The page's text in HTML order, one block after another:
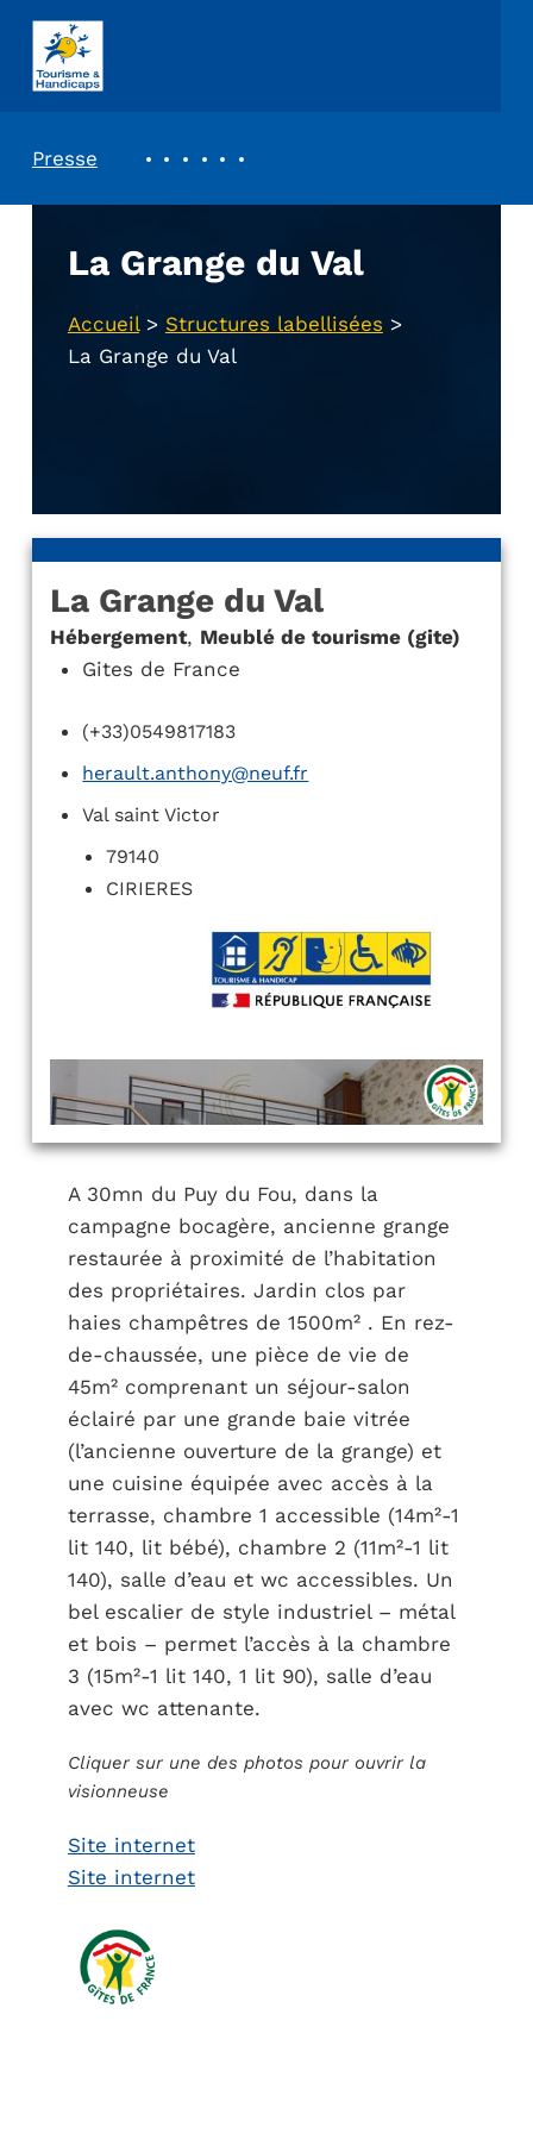
ASSOCIATION TOURISME ET HANDICAPS
Presse
La Grange du Val
Accueil> Structures labellisées >
La Grange du Val
La Grange du Val
Hébergement, Meublé de tourisme (gite)
Gites de France
(+33)0549817183
herault.anthony@neuf.fr
Val saint Victor
79140
CIRIERES
A 30mn du Puy du Fou, dans la
campagne bocagère, ancienne grange
restaurée à proximité de l’habitation
des propriétaires. Jardin clos par
haies champêtres de 1500m² . En rez-
de-chaussée, une pièce de vie de
45m² comprenant un séjour-salon
éclairé par une grande baie vitrée
(l’ancienne ouverture de la grange) et
une cuisine équipée avec accès à la
terrasse, chambre 1 accessible (14m²-1
lit 140, lit bébé), chambre 2 (11m²-1 lit
140), salle d’eau et wc accessibles. Un
bel escalier de style industriel – métal
et bois – permet l’accès à la chambre
3 (15m²-1 lit 140, 1 lit 90), salle d’eau
avec wc attenante.
Cliquer sur une des photos pour ouvrir la
visionneuse
Site internet
Site internet